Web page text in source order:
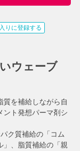
りに登録する
ウェーブ
質を補給しながら自
ント発想パーマ剤シ
ク質補給の「コム
」、脂質補給の「親